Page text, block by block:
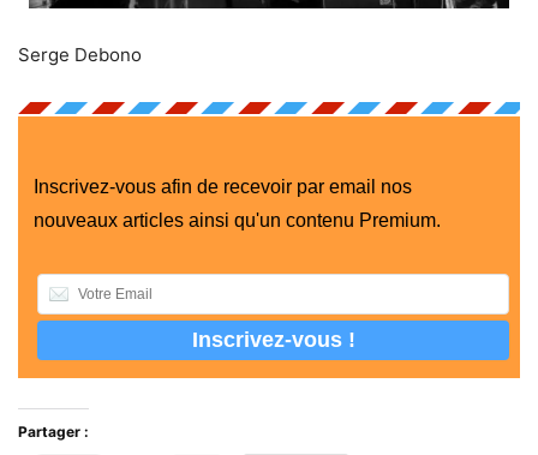
Serge Debono
Inscrivez-vous afin de recevoir par email nos
nouveaux articles ainsi qu'un contenu Premium.
Partager :